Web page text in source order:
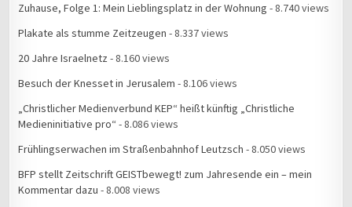
Zuhause, Folge 1: Mein Lieblingsplatz in der Wohnung - 8.740 views
Plakate als stumme Zeitzeugen - 8.337 views
20 Jahre Israelnetz - 8.160 views
Besuch der Knesset in Jerusalem - 8.106 views
„Christlicher Medienverbund KEP“ heißt künftig „Christliche
Medieninitiative pro“ - 8.086 views
Frühlingserwachen im Straßenbahnhof Leutzsch - 8.050 views
BFP stellt Zeitschrift GEISTbewegt! zum Jahresende ein – mein
Kommentar dazu - 8.008 views